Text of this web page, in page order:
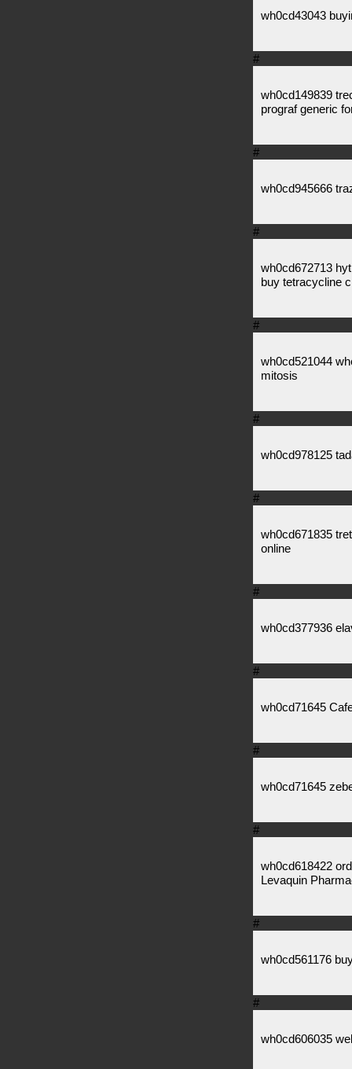
wh0cd43043
#
wh0cd149839
prograf generic
#
wh0cd945666
#
wh0cd672713
buy tetracycline
#
wh0cd521044
mitosis
#
wh0cd978125
#
wh0cd671835
online
#
wh0cd377936
#
wh0cd71645
#
wh0cd71645
#
wh0cd618422
Levaquin
#
wh0cd561176
#
wh0cd606035